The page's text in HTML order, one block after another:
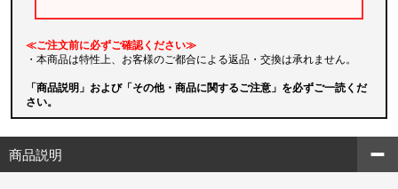
≪ご注文前に必ずご確認ください≫
・本商品は特性上、お客様のご都合による返品・交換は承れません。
「商品説明」および「その他・商品に関するご注意」を必ずご一読くだ
さい。
商品説明